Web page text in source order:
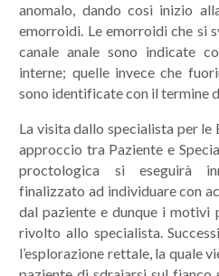
anomalo, dando così inizio
emorroidi. Le emorroidi che si
canale anale sono indicate
interne; quelle invece che
sono identificate con il termine
La visita dallo specialista per
approccio tra Paziente e
proctologica si eseguirà
finalizzato ad individuare con
dal paziente e dunque i motivi
rivolto allo specialista.
l’esplorazione rettale, la quale